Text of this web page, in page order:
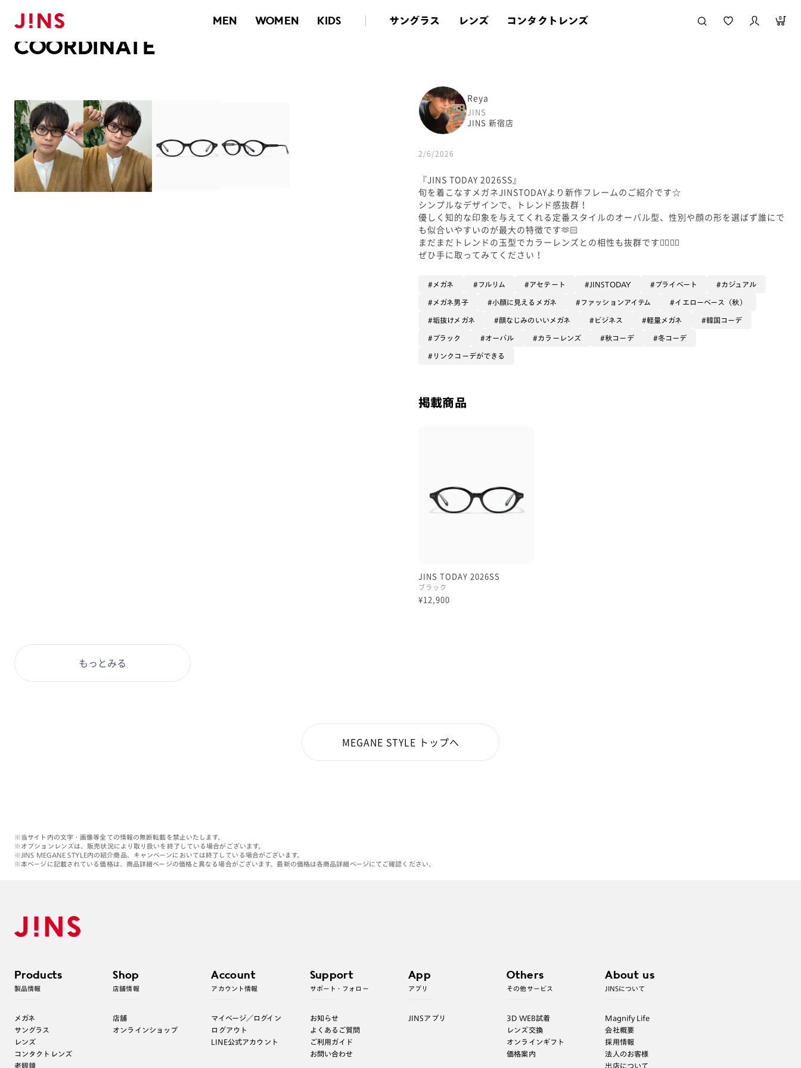
MEN WOMEN KIDS サングラス レンズ コンタクトレンズ 0
メガネのJINS TOP
COORDINATE
Reya
JINS
JINS 新宿店
2/6/2026
『JINS TODAY 2026SS』
旬を着こなすメガネJINSTODAYより新作フレームのご紹介です☆
シンプルなデザインで、トレンド感抜群！
優しく知的な印象を与えてくれる定番スタイルのオーバル型、性別や顔の形を選ばず誰にで
も似合いやすいのが最大の特徴です🫶🏻
まだまだトレンドの玉型でカラーレンズとの相性も抜群です❤️‍🔥❤️‍🔥
ぜひ手に取ってみてください！
メガネ フルリム アセテート JINSTODAY プライベート カジュアル
メガネ男子 小顔に見えるメガネ ファッションアイテム イエローベース（秋）
垢抜けメガネ 顔なじみのいいメガネ ビジネス 軽量メガネ 韓国コーデ
ブラック オーバル カラーレンズ 秋コーデ 冬コーデ
リンクコーデができる
掲載商品
JINS TODAY 2026SS
ブラック
¥12,900
もっとみる
MEGANE STYLE トップへ
※当サイト内の文字・画像等全ての情報の無断転載を禁止いたします。
※オプションレンズは、販売状況により取り扱いを終了している場合がございます。
※JINS MEGANE STYLE内の紹介商品、キャンペーンにおいては終了している場合がございます。
※本ページに記載されている価格は、商品詳細ページの価格と異なる場合がございます。最新の価格は各商品詳細ページにてご確認ください。
Products
製品情報
メガネ
サングラス
レンズ
コンタクトレンズ
老眼鏡
Shop
店舗情報
店舗
オンラインショップ
Account
アカウント情報
マイページ／ログイン
ログアウト
LINE公式アカウント
Support
サポート・フォロー
お知らせ
よくあるご質問
ご利用ガイド
お問い合わせ
App
アプリ
JINSアプリ
Others
その他サービス
3D WEB試着
レンズ交換
オンラインギフト
価格案内
About us
JINSについて
Magnify Life
会社概要
採用情報
法人のお客様
出店について